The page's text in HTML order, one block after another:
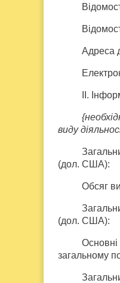
Адреса
ІІ.
виду
(дол. США):
Обсяг
(дол. США):
загальному